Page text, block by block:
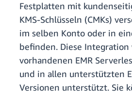
Festplatten mit
KMS-Schlüsseln (CMKs)
im selben Konto oder in
befinden. Diese
vorhandenen EMR
und in allen unterstützten
Versionen unterstützt. Sie